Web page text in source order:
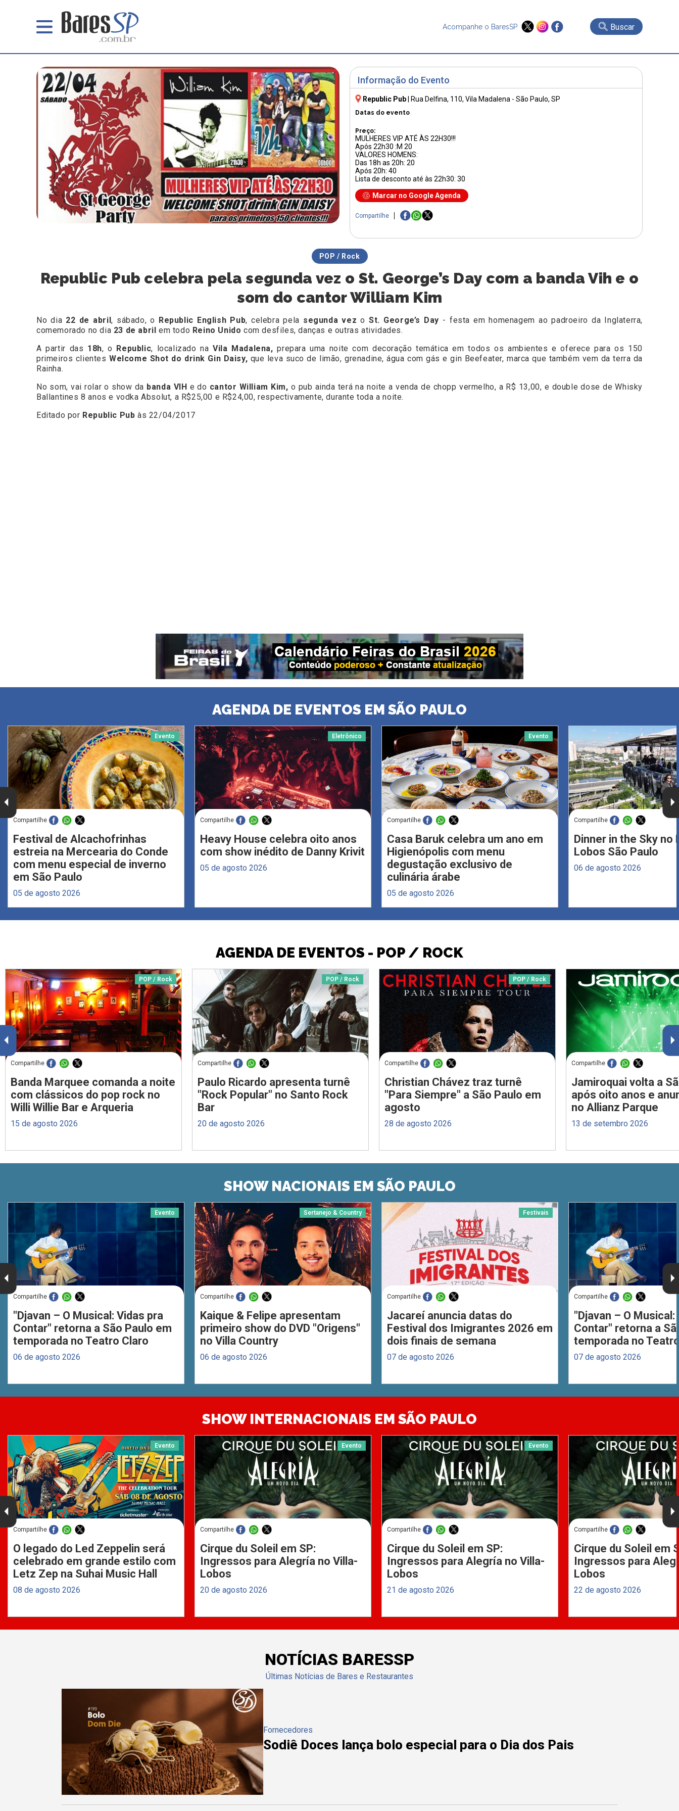
Acompanhe o BaresSP Buscar
Informação do Evento
Republic Pub Rua Delfina, 110, Vila Madalena - São Paulo, SP
Datas do evento
Preço:
MULHERES VIP ATÉ ÀS 22H30!!!
Após 22h30 :M 20
VALORES HOMENS:
Das 18h as 20h: 20
Após 20h: 40
Lista de desconto até às 22h30: 30
Marcar no Google Agenda
Compartilhe
POP / Rock
Republic Pub celebra pela segunda vez o St. George’s Day com a banda Vih e o
som do cantor William Kim
No dia 22 de abril, sábado, o Republic English Pub, celebra pela segunda vez oSt. George’s Day - festa em homenagem ao padroeiro da Inglaterra,
comemorado no dia 23 de abrilem todo Reino Unido com desfiles, danças e outras atividades.
A partir das 18h, o Republic, localizado na Vila Madalena,prepara uma noite com decoração temática em todos os ambientes e oferece para os 150
primeiros clientes Welcome Shot do drink Gin Daisy, que leva suco de limão, grenadine, água com gás e gin Beefeater, marca que também vem da terra da
Rainha.
No som, vai rolar o show da banda VIH e do cantor William Kim, o pub ainda terá na noite a venda de chopp vermelho, a R$ 13,00, e double dose de Whisky
Ballantines 8 anos e vodka Absolut, a R$25,00 e R$24,00, respectivamente, durante toda a noite.
Editado por Republic Pub às 22/04/2017
AGENDA DE EVENTOS EM SÃO PAULO
Evento
Compartilhe
Festival de Alcachofrinhas
estreia na Mercearia do Conde
com menu especial de inverno
em São Paulo
05 de agosto 2026
Eletrônico
Compartilhe
Heavy House celebra oito anos
com show inédito de Danny Krivit
05 de agosto 2026
Evento
Compartilhe
Casa Baruk celebra um ano em
Higienópolis com menu
degustação exclusivo de
culinária árabe
05 de agosto 2026
Compartilhe
Dinner in the Sky no
Lobos São Paulo
06 de agosto 2026
AGENDA DE EVENTOS - POP / ROCK
POP / Rock
Compartilhe
Banda Marquee comanda a noite
com clássicos do pop rock no
Willi Willie Bar e Arqueria
15 de agosto 2026
POP / Rock
Compartilhe
Paulo Ricardo apresenta turnê
"Rock Popular" no Santo Rock
Bar
20 de agosto 2026
POP / Rock
Compartilhe
Christian Chávez traz turnê
"Para Siempre" a São Paulo em
agosto
28 de agosto 2026
Compartilhe
Jamiroquai volta a
após oito anos e
no Allianz Parque
13 de setembro 2026
SHOW NACIONAIS EM SÃO PAULO
Evento
Compartilhe
"Djavan – O Musical: Vidas pra
Contar" retorna a São Paulo em
temporada no Teatro Claro
06 de agosto 2026
Sertanejo & Country
Compartilhe
Kaique & Felipe apresentam
primeiro show do DVD "Origens"
no Villa Country
06 de agosto 2026
Festivais
Compartilhe
Jacareí anuncia datas do
Festival dos Imigrantes 2026 em
dois finais de semana
07 de agosto 2026
Compartilhe
"Djavan – O Musical:
Contar" retorna a
temporada no
07 de agosto 2026
SHOW INTERNACIONAIS EM SÃO PAULO
Evento
Compartilhe
O legado do Led Zeppelin será
celebrado em grande estilo com
Letz Zep na Suhai Music Hall
08 de agosto 2026
Evento
Compartilhe
Cirque du Soleil em SP:
Ingressos para Alegría no Villa-
Lobos
20 de agosto 2026
Evento
Compartilhe
Cirque du Soleil em SP:
Ingressos para Alegría no Villa-
Lobos
21 de agosto 2026
Compartilhe
Cirque du Soleil em
Ingressos para
Lobos
22 de agosto 2026
NOTÍCIAS BARESSP
Últimas Notícias de Bares e Restaurantes
Fornecedores
Sodiê Doces lança bolo especial para o Dia dos Pais